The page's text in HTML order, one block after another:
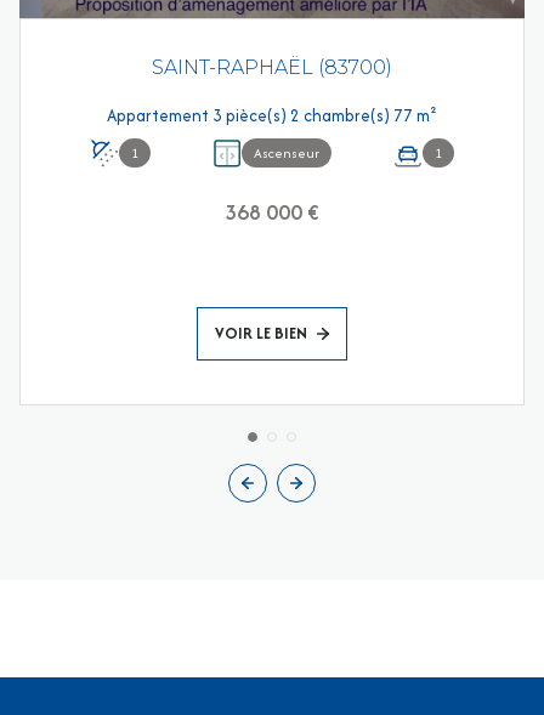
SAINT-RAPHAËL (83700)
Appartement 3 pièce(s) 2 chambre(s) 77 m²
1 Ascenseur 1
368 000 €
VOIR LE BIEN